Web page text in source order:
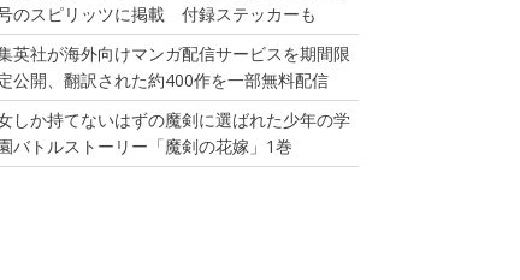
のスピリッツに掲載 付録ステッカーも
英社が海外向けマンガ配信サービスを期間限
公開、翻訳された約400作を一部無料配信
しか持てないはずの魔剣に選ばれた少年の学
バトルストーリー「魔剣の花嫁」1巻